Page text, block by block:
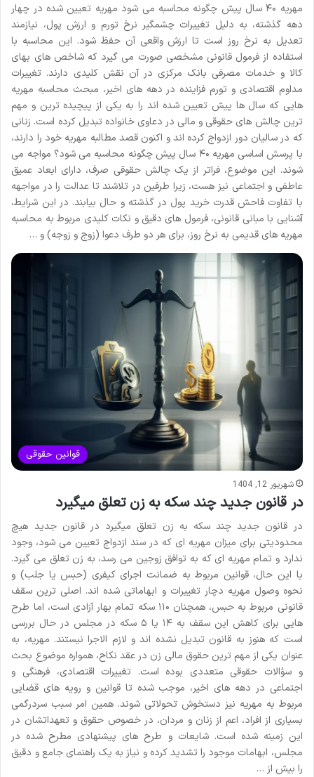
مهریه ۴۰ سال پیش چگونه محاسبه می شود مهریه تعیین شده در چهار
دهه گذشته، به دلیل تغییرات چشمگیر نرخ تورم و ارزش پول، نیازمند
تعدیل به نرخ روز است تا ارزش واقعی آن حفظ شود. این محاسبه با
استفاده از فرمول قانونی مشخصی صورت می گیرد که شاخص های بهای
کالا و خدمات مصرفی بانک مرکزی در آن نقش کلیدی دارند. تغییرات
مداوم اقتصادی و تورم فزاینده در دهه های اخیر، مبحث محاسبه مهریه
هایی که سال ها پیش تعیین شده اند را به یکی از پیچیده ترین و مهم
ترین چالش های حقوقی و مالی در دعاوی خانواده تبدیل کرده است. زنانی
که در سالیان دور ازدواج کرده اند و اکنون قصد مطالبه مهریه خود را دارند،
با پرسش اساسی مهریه ۴۰ سال پیش چگونه محاسبه می شود؟ مواجه می
شوند. این موضوع، فراتر از یک چالش حقوقی صرف، دارای ابعاد عمیق
عاطفی و اجتماعی نیز هست، زیرا طرفین در تلاشند تا عدالت را در مواجهه
با تفاوت فاحش قدرت خرید پول در گذشته و حال بیابند. در این شرایط،
آشنایی با مبانی قانونی، فرمول های دقیق و نکات کلیدی مربوط به محاسبه
مهریه های قدیمی به نرخ روز، برای هر دو طرف دعوا (زوج و زوجه) و …
قوانین حقوقی
شهریور 12, 1404
در قانون جدید چند سکه به زن تعلق میگیرد
در قانون جدید چند سکه به زن تعلق میگیرد در قانون جدید هیچ
محدودیتی برای میزان مهریه ای که در سند ازدواج تعیین می شود، وجود
ندارد و تمام مهریه ای که به توافق زوجین می رسد، به زن تعلق می گیرد.
با این حال، قوانین مربوط به ضمانت اجرای کیفری (حبس یا جلب) و
نحوه وصول مهریه دچار تغییرات و ابهاماتی شده اند. اصلی ترین سقف
قانونی مربوط به حبس، همچنان ۱۱۰ سکه تمام بهار آزادی است، اما طرح
هایی برای کاهش این سقف به ۱۴ یا ۵ سکه در مجلس در حال بررسی
است که هنوز به قانون تبدیل نشده اند و لازم الاجرا نیستند. مهریه، به
عنوان یکی از مهم ترین حقوق مالی زن در عقد نکاح، همواره موضوع بحث
و سؤالات حقوقی متعددی بوده است. تغییرات اقتصادی، فرهنگی و
اجتماعی در دهه های اخیر، موجب شده تا قوانین و رویه های قضایی
مربوط به مهریه نیز دستخوش تحولاتی شوند. همین امر سبب سردرگمی
بسیاری از افراد، اعم از زنان و مردان، در خصوص حقوق و تعهداتشان در
این زمینه شده است. شایعات و طرح های پیشنهادی مطرح شده در
مجلس، ابهامات موجود را تشدید کرده و نیاز به یک راهنمای جامع و دقیق
را بیش از …